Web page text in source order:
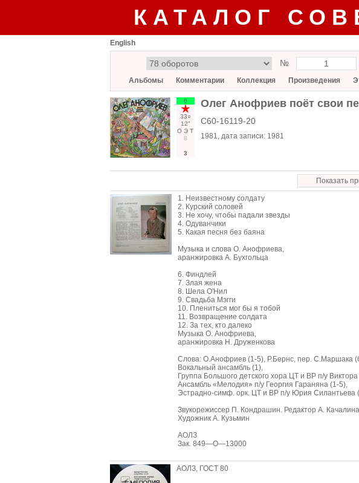
КАТАЛОГ
English
№
Альбомы Комментарии Коллекция Произведения
6
33○
12"
О Э Т
8
3
Олег Анофриев поёт свои
С60-16119-20
1981, дата записи: 1981
Показать
1. Неизвестному солдату
2. Курский соловей
3. Не хочу, чтобы падали звезды
4. Одуванчики
5. Какая песня без баяна
Музыка и слова О. Анофриева,
аранжировка А. Бухгольца
6. Финдлей
7. Злая жена
8. Шела О'Нил
9. Свадьба Мэгги
10. Плениться мог бы я тобой
11. Возвращение солдата
12. За тех, кто далеко
Музыка О. Анофриева,
аранжировка Н. Друженкова
Слова: О.Анофриев (1-5), Р.Бернс, пер. С.Маршака
Вокальный ансамбль (1),
Группа Большого детского хора ЦТ и ВР п/у
Ансамбль «Мелодия» п/у Георгия Гараняна (1-5),
Эстрадно-симф. орк. ЦТ и ВР п/у Юрия Силантьева
Звукорежиссер П. Кондрашин. Редактор А. Качалина
Художник А. Кузьмин
АОЛЗ
Зак. 849—О—13000
АОЛЗ, ГОСТ 80